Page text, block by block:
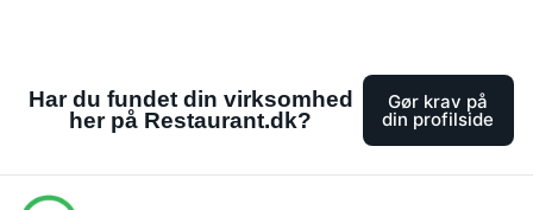
Har du fundet din virksomhed
her på Restaurant.dk?
Gør krav på
din profilside